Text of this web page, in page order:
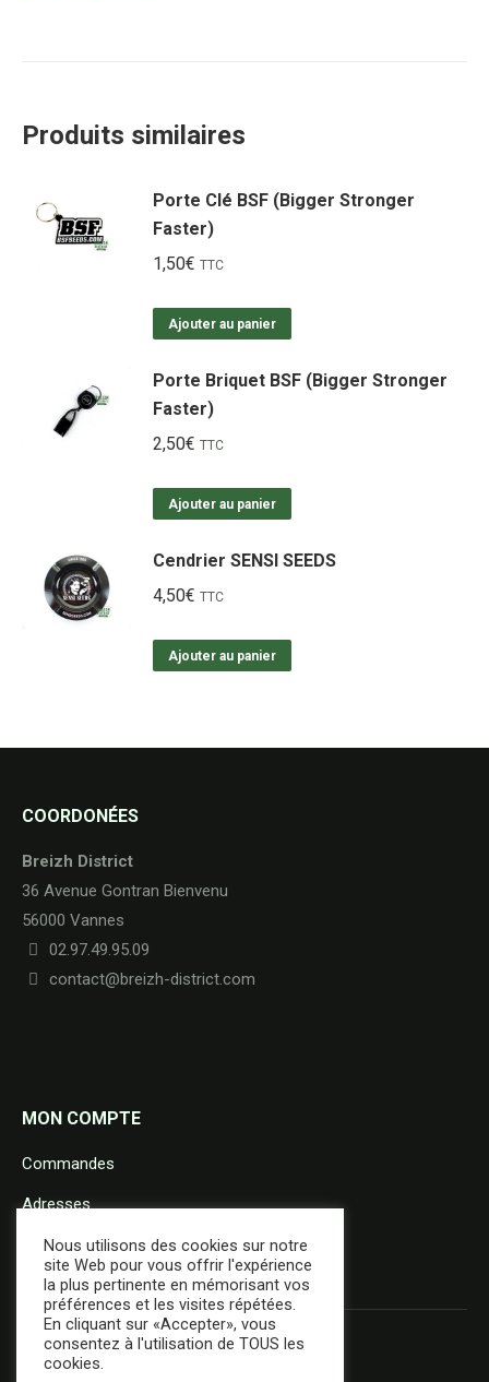
Produits similaires
Porte Clé BSF (Bigger Stronger
Faster)
1,50€ TTC
Ajouter au panier
Porte Briquet BSF (Bigger Stronger
Faster)
2,50€ TTC
Ajouter au panier
Cendrier SENSI SEEDS
4,50€ TTC
Ajouter au panier
COORDONÉES
Breizh District
36 Avenue Gontran Bienvenu
56000 Vannes
02.97.49.95.09
contact@breizh-district.com
MON COMPTE
Commandes
Adresses
Détails du compte
Nous utilisons des cookies sur notre
site Web pour vous offrir l'expérience
la plus pertinente en mémorisant vos
préférences et les visites répétées.
En cliquant sur «Accepter», vous
consentez à l'utilisation de TOUS les
cookies.